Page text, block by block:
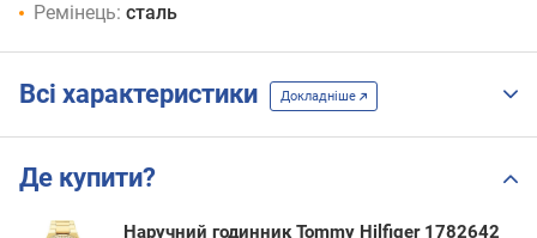
Ремінець: сталь
Всі характеристики Докладніше
Де купити?
Наручний годинник Tommy Hilfiger 1782642